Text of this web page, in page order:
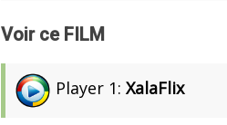
Voir ce FILM
Player 1: XalaFlix